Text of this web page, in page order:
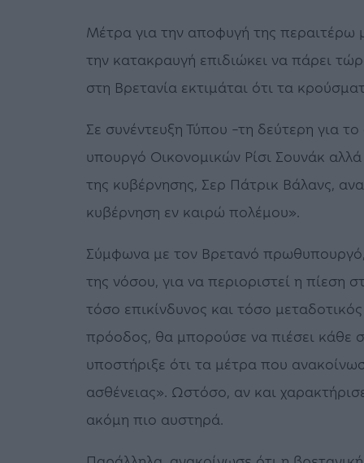
Μέτρα για την αποφυγή της
την κατακραυγή επιδιώκει να πάρει
στη Βρετανία εκτιμάται ότι τα
Σε συνέντευξη Τύπου –τη δεύτερη για
υπουργό Οικονομικών Ρίσι Σουνάκ
της κυβέρνησης, Σερ Πάτρικ Βάλανς,
κυβέρνηση εν καιρώ πολέμου».
Σύμφωνα με τον Βρετανό
της νόσου, για να περιοριστεί η πίεση
τόσο επικίνδυνος και τόσο
πρόοδος, θα μπορούσε να πιέσει κάθε
υποστήριξε ότι τα μέτρα που
ασθένειας». Ωστόσο, αν και
ακόμη πιο αυστηρά.